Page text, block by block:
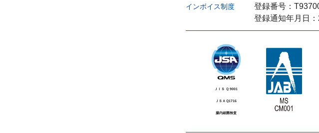
インボイス制度
登録番号：
登録通知年月日
ＪＩＳ Ｑ 9001
ＪＳＡＱ1716
腸内細菌検査